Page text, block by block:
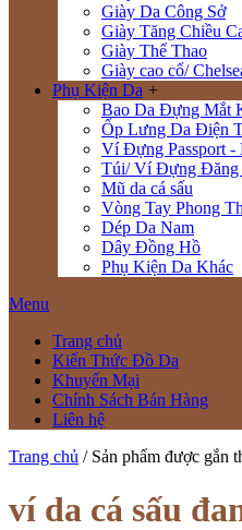
Giày Da Công Sở
Giày Tăng Chiều
Giày Thể Thao
Giày cao cổ/
Phụ Kiện Da +
Bao Da Đựng Mắt
Ốp Lưng Da Điện
Ví Đựng Passport -
Túi/ Ví Đựng Đăng
Mũ da cá sấu
Vòng Tay Phong
Dép Da Nam
Dây Đồng Hồ
Phụ Kiện Da Khác
Menu
Trang chủ
Kiến Thức Đồ Da
Khuyến Mại
Chính Sách Bán Hàng
Liên hệ
Trang chủ / Sản phẩm được gắn
ví da cá sấu